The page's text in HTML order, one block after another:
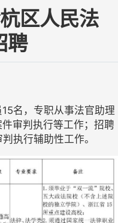
区人民法
聘
名，专职从事法官助理
审判执行等工作；招聘
执行辅助性工作。